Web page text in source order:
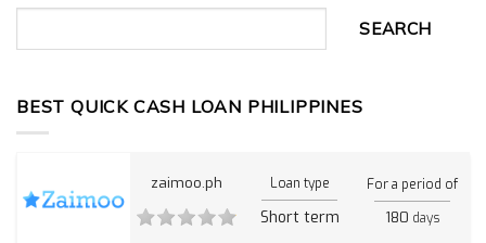
SEARCH
BEST QUICK CASH LOAN PHILIPPINES
zaimoo.ph Loan type
Short term
For a period of
180 days